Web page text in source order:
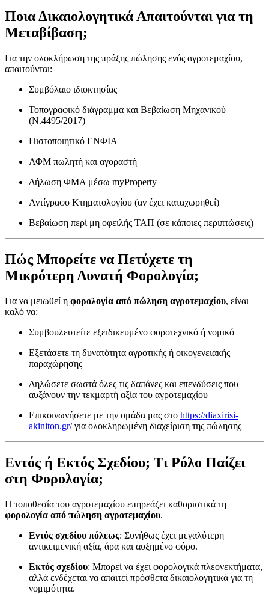
Ποια Δικαιολογητικά Απαιτούνται για τη
Μεταβίβαση;
Για την ολοκλήρωση της πράξης πώλησης ενός αγροτεμαχίου,
απαιτούνται:
Συμβόλαιο ιδιοκτησίας
Τοπογραφικό διάγραμμα και Βεβαίωση Μηχανικού
(Ν.4495/2017)
Πιστοποιητικό ΕΝΦΙΑ
ΑΦΜ πωλητή και αγοραστή
Δήλωση ΦΜΑ μέσω myProperty
Αντίγραφο Κτηματολογίου (αν έχει καταχωρηθεί)
Βεβαίωση περί μη οφειλής ΤΑΠ (σε κάποιες περιπτώσεις)
Πώς Μπορείτε να Πετύχετε τη
Μικρότερη Δυνατή Φορολογία;
Για να μειωθεί η φορολογία από πώληση αγροτεμαχίου, είναι
καλό να:
Συμβουλευτείτε εξειδικευμένο φοροτεχνικό ή νομικό
Εξετάσετε τη δυνατότητα αγροτικής ή οικογενειακής
παραχώρησης
Δηλώσετε σωστά όλες τις δαπάνες και επενδύσεις που
αυξάνουν την τεκμαρτή αξία του αγροτεμαχίου
Επικοινωνήσετε με την ομάδα μας στο https://diaxirisi-
akiniton.gr/για ολοκληρωμένη διαχείριση της πώλησης
Εντός ή Εκτός Σχεδίου; Τι Ρόλο Παίζει
στη Φορολογία;
Η τοποθεσία του αγροτεμαχίου επηρεάζει καθοριστικά τη
φορολογία από πώληση αγροτεμαχίου.
Εντός σχεδίου πόλεως: Συνήθως έχει μεγαλύτερη
αντικειμενική αξία, άρα και αυξημένο φόρο.
Εκτός σχεδίου: Μπορεί να έχει φορολογικά πλεονεκτήματα,
αλλά ενδέχεται να απαιτεί πρόσθετα δικαιολογητικά για τη
νομιμότητα.